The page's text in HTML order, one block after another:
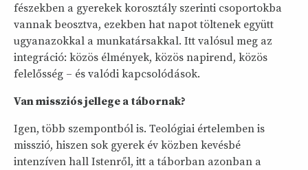
fészekben a gyerekek korosztály szerinti csoportokba
vannak beosztva, ezekben hat napot töltenek együtt
ugyanazokkal a munkatársakkal. Itt valósul meg az
integráció: közös élmények, közös napirend, közös
felelősség – és valódi kapcsolódások.
Van missziós jellege a tábornak?
Igen, több szempontból is. Teológiai értelemben is
misszió, hiszen sok gyerek év közben kevésbé
intenzíven hall Istenről, itt a táborban azonban a